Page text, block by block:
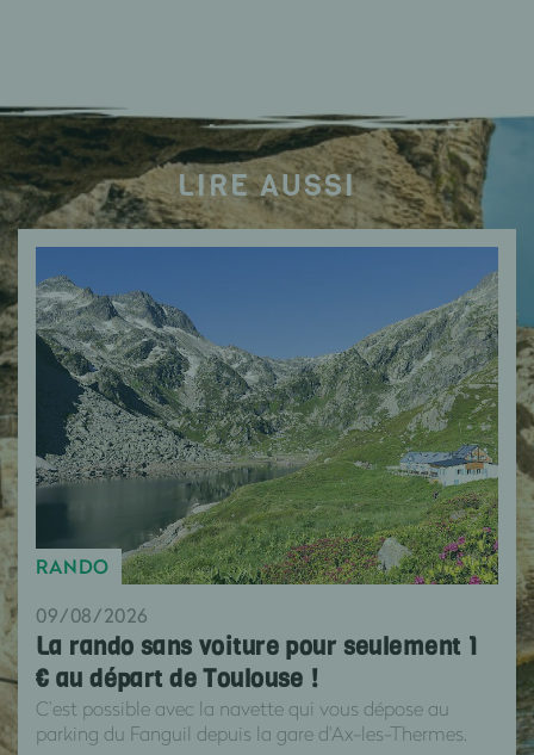
LIRE AUSSI
RANDO
09/08/2026
La rando sans voiture pour seulement 1
€ au départ de Toulouse !
C’est possible avec la navette qui vous dépose au
parking du Fanguil depuis la gare d'Ax-les-Thermes.